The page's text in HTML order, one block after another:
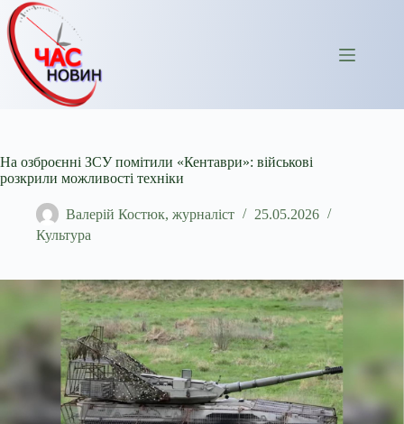
Перейти
до
вмісту
На озброєнні ЗСУ помітили «Кентаври»: військові
розкрили можливості техніки
Валерій Костюк, журналіст
25.05.2026
Культура